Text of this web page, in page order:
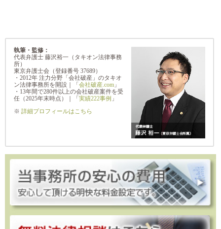
執筆・監修：
代表弁護士 藤沢裕一（タキオン法律事務
所）
東京弁護士会（登録番号 37689）
・2012年 注力分野「会社破産」のタキオ
ン法律事務所を開設｜「会社破産.com 」
・13年間で280件以上の会社破産案件を受
任（2025年末時点）｜「実績222事例 」
※ 詳細プロフィールはこちら